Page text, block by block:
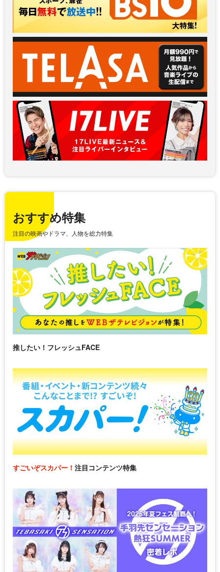
おすすめ特集
注目の映画やドラマ、人物を総力特集
推したい！フレッシュFACE
すごいぞスカパー！ 注目コンテンツ特集